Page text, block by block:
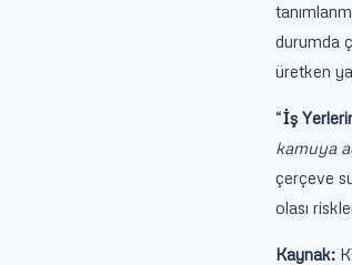
durumda
üretken
“İş
kamuya
çerçeve
olası
Kaynak: